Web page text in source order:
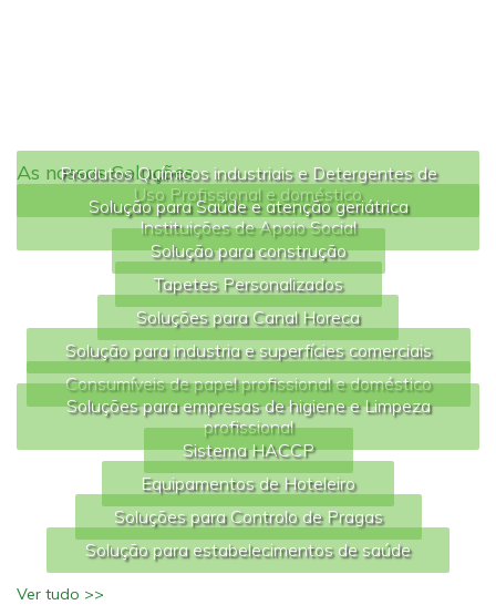
As nossas Soluções
Produtos Químicos industriais e Detergentes de
Uso Profissional e doméstico
Solução para Saúde e atenção geriátrica
Instituições de Apoio Social
Solução para construção
Tapetes Personalizados
Soluções para Canal Horeca
Solução para industria e superfícies comerciais
Consumíveis de papel profissional e doméstico
Soluções para empresas de higiene e Limpeza
profissional
Sistema HACCP
Equipamentos de Hoteleiro
Soluções para Controlo de Pragas
Solução para estabelecimentos de saúde
Ver tudo >>